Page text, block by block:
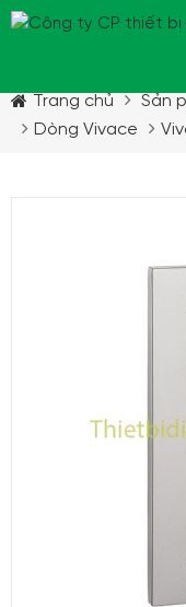
Trang chủ
Sản
Dòng Vivace